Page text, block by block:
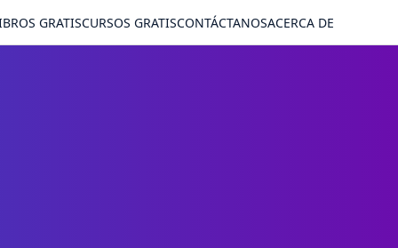
GRATISCURSOS GRATISCONTÁCTANOSACERCA DE